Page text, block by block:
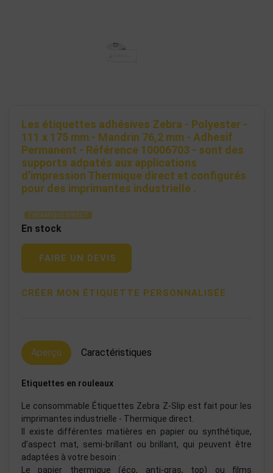
Les étiquettes adhésives Zebra - Polyester -
111 x 175 mm - Mandrin 76,2 mm - Adhesif
Permanent - Référence 10006703 - sont des
supports adpatés aux applications
d’impression Thermique direct et configurés
pour des imprimantes industrielle .
THERMIQUE DIRECT
En stock
FAIRE UN DEVIS
CRÉER MON ÉTIQUETTE PERSONNALISÉE
Aperçu Caractéristiques
Etiquettes en rouleaux
Le consommable Étiquettes Zebra Z-Slip est fait pour les
imprimantes industrielle - Thermique direct.
Il existe différentes matières en papier ou synthétique,
d’aspect mat, semi-brillant ou brillant, qui peuvent être
adaptées à votre besoin :
Le papier thermique (éco, anti-gras, top) ou films